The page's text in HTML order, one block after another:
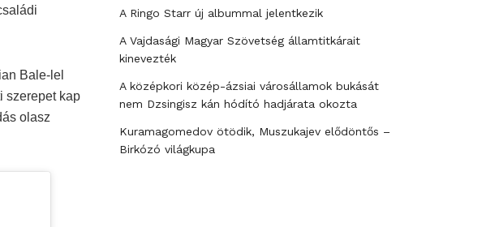
Bale-lel
szerepet kap
olasz
A Ringo Starr új albummal jelentkezik
A Vajdasági Magyar Szövetség államtitkárait
kinevezték
A középkori közép-ázsiai városállamok bukását
nem Dzsingisz kán hódító hadjárata okozta
Kuramagomedov ötödik, Muszukajev elődöntős –
Birkózó világkupa